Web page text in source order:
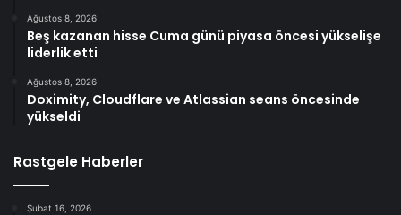
Ağustos 8, 2026
Beş kazanan hisse Cuma günü piyasa öncesi yükselişe
liderlik etti
Ağustos 8, 2026
Doximity, Cloudflare ve Atlassian seans öncesinde
yükseldi
Rastgele Haberler
Şubat 16, 2026